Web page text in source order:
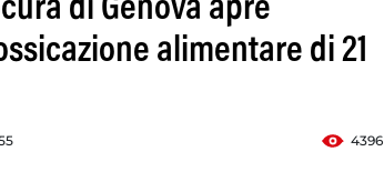
di Genova apre
alimentare di 21
4396